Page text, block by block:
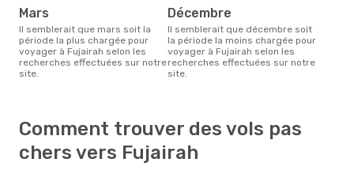
mars
Il semblerait que mars soit la
période la plus chargée pour
voyager à Fujairah selon les
recherches effectuées sur notre
site.
décembre
Il semblerait que décembre soit
la période la moins chargée pour
voyager à Fujairah selon les
recherches effectuées sur notre
site.
Comment trouver des vols pas
chers vers Fujairah